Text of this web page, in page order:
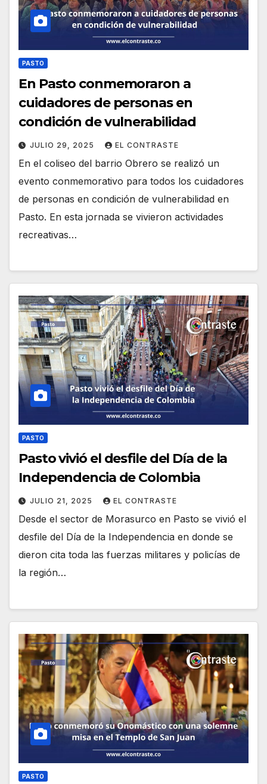
PASTO
En Pasto conmemoraron a
cuidadores de personas en
condición de vulnerabilidad
JULIO 29, 2025 EL CONTRASTE
En el coliseo del barrio Obrero se realizó un
evento conmemorativo para todos los cuidadores
de personas en condición de vulnerabilidad en
Pasto. En esta jornada se vivieron actividades
recreativas…
PASTO
Pasto vivió el desfile del Día de la
Independencia de Colombia
JULIO 21, 2025 EL CONTRASTE
Desde el sector de Morasurco en Pasto se vivió el
desfile del Día de la Independencia en donde se
dieron cita toda las fuerzas militares y policías de
la región…
PASTO